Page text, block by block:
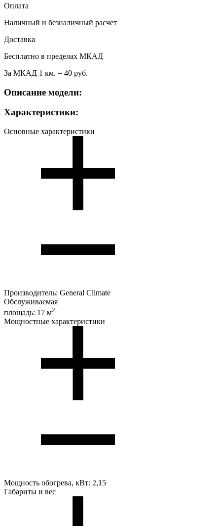
Оплата
Наличный и безналичный расчет
Доставка
Бесплатно в пределах МКАД
За МКАД 1 км. = 40 руб.
Описание модели:
Характеристики:
Основные характеристики
Производитель: General Climate
Обслуживаемая
площадь: 17 м2
Мощностные характеристики
Мощность обогрева, кВт: 2,15
Габариты и вес